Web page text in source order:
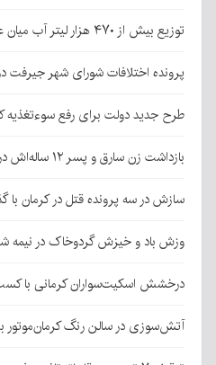
توزیع بیش از ۴۷۰ هزار لیتر آب میان عزاداران جامانده اربعین در کرمان
پرونده اختلافات شورای شهر جیرفت
طرح جدید دولت برای رفع سوءتغذیه
بازداشت زن سارق و پسر ۱۲ ساله‌اش در کرمان
سازش در سه پرونده قتل در کرمان با
وزش باد و خیزش گردوخاک در نیمه
درخشش اسکیت‌سواران کرمانی با
آتش‌سوزی در سالن رنگ کرمان‌موتور